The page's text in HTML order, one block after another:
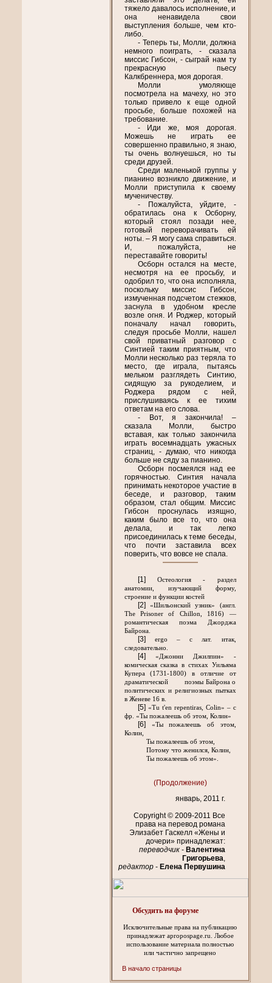
тяжело давалось исполнение, и
она ненавидела свои
выступления больше, чем кто-
либо.
- Теперь ты, Молли, должна
немного поиграть, - сказала
миссис Гибсон, - сыграй нам ту
прекрасную пьесу
Калкбреннера, моя дорогая.
Молли умоляюще
посмотрела на мачеху, но это
только привело к еще одной
просьбе, больше похожей на
требование.
- Иди же, моя дорогая.
Можешь не играть ее
совершенно правильно, я знаю,
ты очень волнуешься, но ты
среди друзей.
Среди маленькой группы у
пианино возникло движение, и
Молли приступила к своему
мученичеству.
- Пожалуйста, уйдите, -
обратилась она к Осборну,
который стоял позади нее,
готовый переворачивать ей
ноты. – Я могу сама справиться.
И, пожалуйста, не
переставайте говорить!
Осборн остался на месте,
несмотря на ее просьбу, и
одобрил то, что она исполняла,
поскольку миссис Гибсон,
измученная подсчетом стежков,
заснула в удобном кресле
возле огня. И Роджер, который
поначалу начал говорить,
следуя просьбе Молли, нашел
свой приватный разговор с
Синтией таким приятным, что
Молли несколько раз теряла то
место, где играла, пытаясь
мельком разглядеть Синтию,
сидящую за рукоделием, и
Роджера рядом с ней,
прислушиваясь к ее тихим
ответам на его слова.
- Вот, я закончила! –
сказала Молли, быстро
вставая, как только закончила
играть восемнадцать ужасных
страниц, - думаю, что никогда
больше не сяду за пианино.
Осборн посмеялся над ее
горячностью. Синтия начала
принимать некоторое участие в
беседе, и разговор, таким
образом, стал общим. Миссис
Гибсон проснулась изящно,
каким было все то, что она
делала, и так легко
присоединилась к теме беседы,
что почти заставила всех
поверить, что вовсе не спала.
[1]Остеология - раздел
анатомии, изучающий форму,
строение и функции костей
[2]«Шильонский узник» (англ.
The Prisoner of Chillon, 1816) —
романтическая поэма Джорджа
Байрона.
[3]ergo – с лат. итак,
следовательно.
[4]
«Джонни Джилпин» -
комическая сказка в стихах Уильяма
Купера (1731-1800) в отличие от
драматической поэмы Байрона о
политических и религиозных пытках
в Женеве 16 в.
[5]«Tu t'en repentiras, Colin» – с
фр. «Ты пожалеешь об этом, Колин»
[6]
«Ты пожалеешь об этом,
Колин,
Ты пожалеешь об этом,
Потому что женился, Колин,
Ты пожалеешь об этом».
(Продолжение)
январь, 2011 г.
Copyright © 2009-2011 Все
права на перевод романа
Элизабет Гаскелл «Жены и
дочери» принадлежат:
переводчик - Валентина
Григорьева,
редактор - Елена Первушина
Обсудить на форуме
Исключительные права на публикацию
принадлежат apropospage.ru. Любое
использование материала полностью
или частично запрещено
В начало страницы